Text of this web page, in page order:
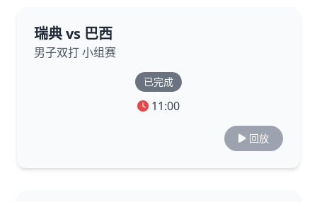
瑞典 vs 巴西
男子双打 小组赛
已完成
11:00
回放